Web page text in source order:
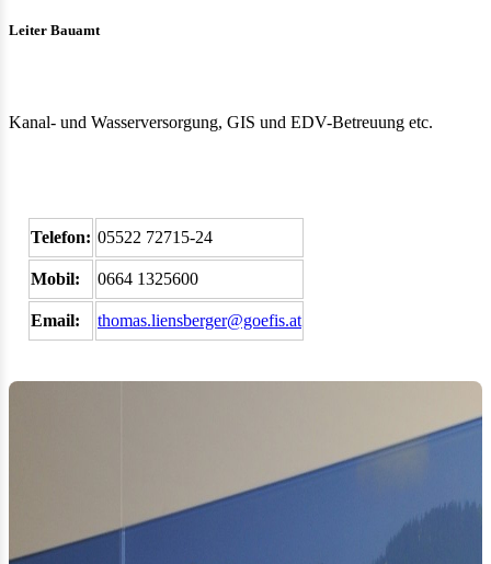
Leiter Bauamt
Kanal- und Wasserversorgung, GIS und EDV-Betreuung etc.
Telefon: 05522 72715-24
Mobil: 0664 1325600
Email: thomas.liensberger@goefis.at